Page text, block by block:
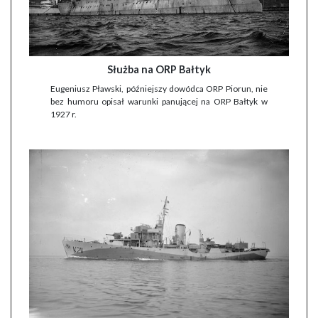
Służba na ORP Bałtyk
Eugeniusz Pławski, późniejszy dowódca ORP Piorun, nie
bez humoru opisał warunki panującej na ORP Bałtyk w
1927 r.